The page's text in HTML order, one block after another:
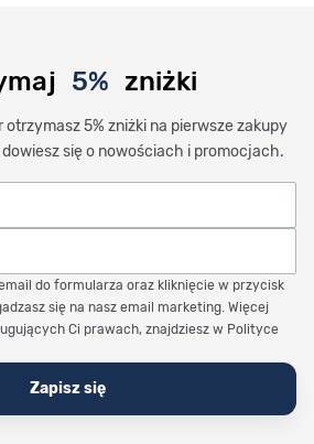
5% zniżki
5% zniżki na pierwsze zakupy
się o nowościach i promocjach.
do formularza oraz kliknięcie w przycisk
się na nasz email marketing. Więcej
Ci prawach, znajdziesz w Polityce
Zapisz się